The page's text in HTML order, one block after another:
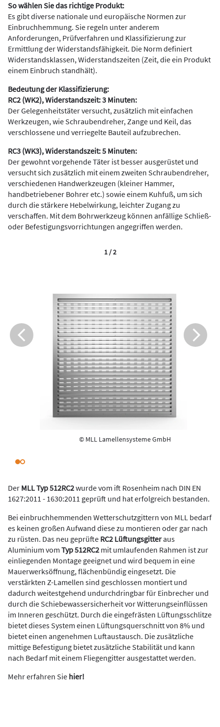
So wählen Sie das richtige Produkt:
Es gibt diverse nationale und europäische Normen zur
Einbruchhemmung. Sie regeln unter anderem
Anforderungen, Prüfverfahren und Klassifizierung zur
Ermittlung der Widerstandsfähigkeit. Die Norm definiert
Widerstandsklassen, Widerstandszeiten (Zeit, die ein Produkt
einem Einbruch standhält).
Bedeutung der Klassifizierung:
RC2 (WK2), Widerstandszeit: 3 Minuten:
Der Gelegenheitstäter versucht, zusätzlich mit einfachen
Werkzeugen, wie Schraubendreher, Zange und Keil, das
verschlossene und verriegelte Bauteil aufzubrechen.
RC3 (WK3), Widerstandszeit: 5 Minuten:
Der gewohnt vorgehende Täter ist besser ausgerüstet und
versucht sich zusätzlich mit einem zweiten Schraubendreher,
verschiedenen Handwerkzeugen (kleiner Hammer,
handbetriebener Bohrer etc.) sowie einem Kuhfuß, um sich
durch die stärkere Hebelwirkung, leichter Zugang zu
verschaffen. Mit dem Bohrwerkzeug können anfällige Schließ-
oder Befestigungsvorrichtungen angegriffen werden.
© MLL Lamellensysteme GmbH
1 / 2
Der MLL Typ 512RC2wurde vom ift Rosenheim nach DIN EN
1627:2011 - 1630:2011 geprüft und hat erfolgreich bestanden.
Bei einbruchhemmenden Wetterschutzgittern von MLL bedarf
es keinen großen Aufwand diese zu montieren oder gar nach
zu rüsten. Das neu geprüfte RC2 Lüftungsgitteraus
Aluminium vom Typ 512RC2 mit umlaufenden Rahmen ist zur
einliegenden Montage geeignet und wird bequem in eine
Mauerwerksöffnung, flächenbündig eingesetzt. Die
verstärkten Z-Lamellen sind geschlossen montiert und
dadurch weitestgehend undurchdringbar für Einbrecher und
durch die Schiebewassersicherheit vor Witterungseinflüssen
im Inneren geschützt. Durch die eingefrästen Lüftungsschlitze
bietet dieses System einen Lüftungsquerschnitt von 8% und
bietet einen angenehmen Luftaustausch. Die zusätzliche
mittige Befestigung bietet zusätzliche Stabilität und kann
nach Bedarf mit einem Fliegengitter ausgestattet werden.
Mehr erfahren Sie hier!